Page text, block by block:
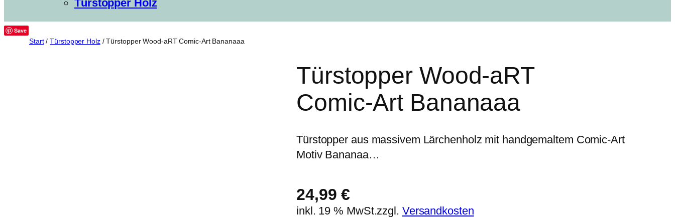
Türstopper Holz
Save
Start/Türstopper Holz/ Türstopper Wood-aRT Comic-Art Bananaaa
Türstopper Wood-aRT
Comic-Art Bananaaa
Türstopper aus massivem Lärchenholz mit handgemaltem Comic-Art
Motiv Bananaa…
24,99€
inkl. 19 % MwSt.zzgl. Versandkosten